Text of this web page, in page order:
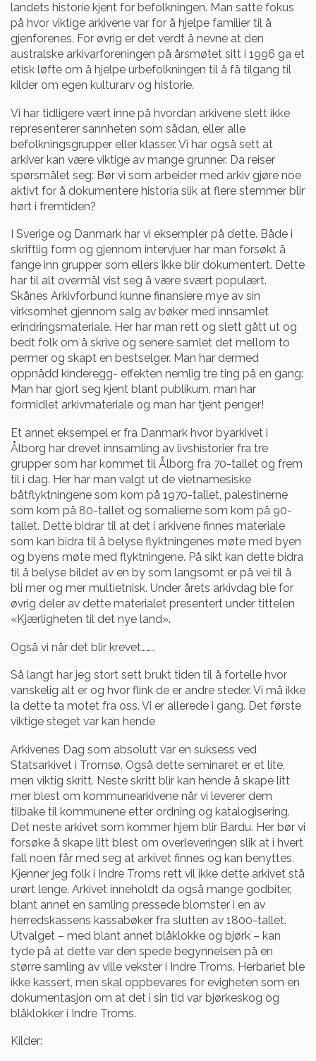
landets historie kjent for befolkningen. Man satte fokus
på hvor viktige arkivene var for å hjelpe familier til å
gjenforenes. For øvrig er det verdt å nevne at den
australske arkivarforeningen på årsmøtet sitt i 1996 ga et
etisk løfte om å hjelpe urbefolkningen til å få tilgang til
kilder om egen kulturarv og historie.
Vi har tidligere vært inne på hvordan arkivene slett ikke
representerer sannheten som sådan, eller alle
befolkningsgrupper eller klasser. Vi har også sett at
arkiver kan være viktige av mange grunner. Da reiser
spørsmålet seg: Bør vi som arbeider med arkiv gjøre noe
aktivt for å dokumentere historia slik at flere stemmer blir
hørt i fremtiden?
I Sverige og Danmark har vi eksempler på dette. Både i
skriftlig form og gjennom intervjuer har man forsøkt å
fange inn grupper som ellers ikke blir dokumentert. Dette
har til alt overmål vist seg å være svært populært.
Skånes Arkivforbund kunne finansiere mye av sin
virksomhet gjennom salg av bøker med innsamlet
erindringsmateriale. Her har man rett og slett gått ut og
bedt folk om å skrive og senere samlet det mellom to
permer og skapt en bestselger. Man har dermed
oppnådd kinderegg- effekten nemlig tre ting på en gang:
Man har gjort seg kjent blant publikum, man har
formidlet arkivmateriale og man har tjent penger!
Et annet eksempel er fra Danmark hvor byarkivet i
Ålborg har drevet innsamling av livshistorier fra tre
grupper som har kommet til Ålborg fra 70-tallet og frem
til i dag. Her har man valgt ut de vietnamesiske
båtflyktningene som kom på 1970-tallet, palestinerne
som kom på 80-tallet og somalierne som kom på 90-
tallet. Dette bidrar til at det i arkivene finnes materiale
som kan bidra til å belyse flyktningenes møte med byen
og byens møte med flyktningene. På sikt kan dette bidra
til å belyse bildet av en by som langsomt er på vei til å
bli mer og mer multietnisk. Under årets arkivdag ble for
øvrig deler av dette materialet presentert under tittelen
«Kjærligheten til det nye land».
Også vi når det blir krevet……..
Så langt har jeg stort sett brukt tiden til å fortelle hvor
vanskelig alt er og hvor flink de er andre steder. Vi må ikke
la dette ta motet fra oss. Vi er allerede i gang. Det første
viktige steget var kan hende
Arkivenes Dag som absolutt var en suksess ved
Statsarkivet i Tromsø. Også dette seminaret er et lite,
men viktig skritt. Neste skritt blir kan hende å skape litt
mer blest om kommunearkivene når vi leverer dem
tilbake til kommunene etter ordning og katalogisering.
Det neste arkivet som kommer hjem blir Bardu. Her bør vi
forsøke å skape litt blest om overleveringen slik at i hvert
fall noen får med seg at arkivet finnes og kan benyttes.
Kjenner jeg folk i Indre Troms rett vil ikke dette arkivet stå
urørt lenge. Arkivet inneholdt da også mange godbiter,
blant annet en samling pressede blomster i en av
herredskassens kassabøker fra slutten av 1800-tallet.
Utvalget – med blant annet blåklokke og bjørk – kan
tyde på at dette var den spede begynnelsen på en
større samling av ville vekster i Indre Troms. Herbariet ble
ikke kassert, men skal oppbevares for evigheten som en
dokumentasjon om at det i sin tid var bjørkeskog og
blåklokker i Indre Troms.
Kilder: